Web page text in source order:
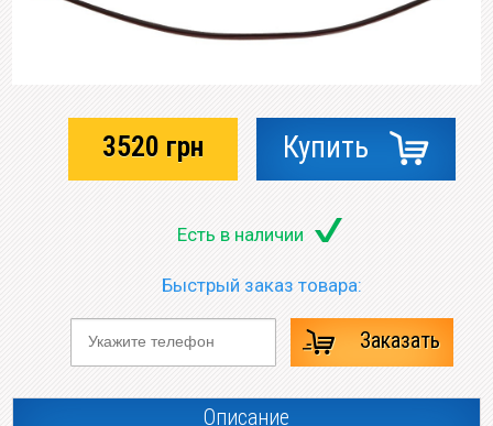
3520 грн Купить
Есть в наличии
Быстрый заказ товара:
Заказать
Описание